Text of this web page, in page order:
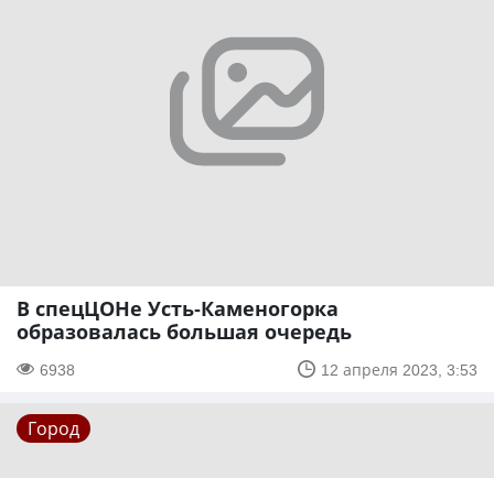
В спецЦОНе Усть-Каменогорка
образовалась большая очередь
6938 12 апреля 2023, 3:53
Город